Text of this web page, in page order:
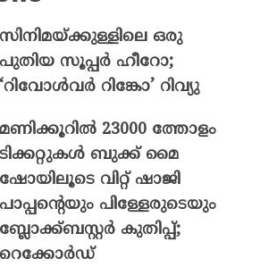
സിനിമയ്ക്കുള്ളിലെ ഒരു
പുതിയ സൂപ്പർ ഹീറോ;
‘റിവോൾവർ റിങ്കോ’ റിവ്യു
മണിക്കൂറിൽ 23000 ത്തോളം
ടിക്കറ്റുകൾ ബുക്ക് മൈ
ഷോയിലൂടെ വിറ്റ് ഷാജി
പാപ്പന്റെയും പിള്ളേരുടെയും
ബ്ലോക്ക്ബസ്റ്റർ കുതിപ്പ്;
റെക്കോർഡ്